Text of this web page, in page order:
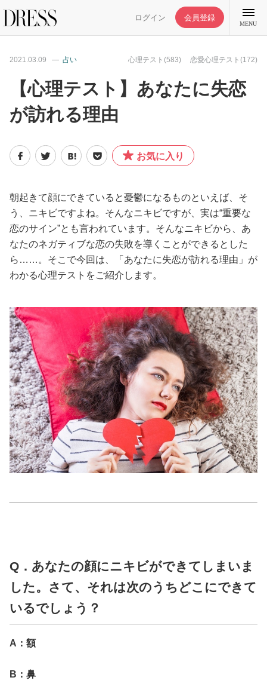
ログイン 会員登録
MENU
特集記事
DRESS部活
ファッション
恋愛/結婚/離婚
ワークスタイル
妊娠/出産/家族
ココロ/カラダ
グルメ
トラベル
カルチャー/エンタメ
性と愛
ゲーム
2021.03.09 占い 心理テスト(583) 恋愛心理テスト(172)
【心理テスト】あなたに失恋
が訪れる理由
お気に入り
朝起きて顔にできていると憂鬱になるものといえば、そ
う、ニキビですよね。そんなニキビですが、実は“重要な
恋のサイン”とも言われています。そんなニキビから、あ
なたのネガティブな恋の失敗を導くことができるとした
ら……。そこで今回は、「あなたに失恋が訪れる理由」が
わかる心理テストをご紹介します。
Q．あなたの顔にニキビができてしまいま
した。さて、それは次のうちどこにできて
いるでしょう？
A：額
B：鼻